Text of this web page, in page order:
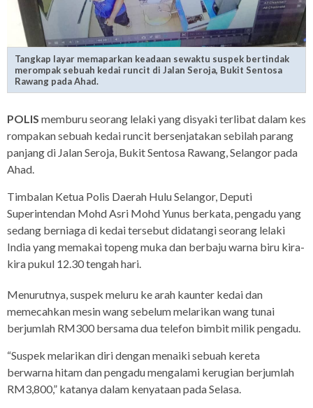
Tangkap layar memaparkan keadaan sewaktu suspek bertindak
merompak sebuah kedai runcit di Jalan Seroja, Bukit Sentosa
Rawang pada Ahad.
POLIS memburu seorang lelaki yang disyaki terlibat dalam kes
rompakan sebuah kedai runcit bersenjatakan sebilah parang
panjang di Jalan Seroja, Bukit Sentosa Rawang, Selangor pada
Ahad.
Timbalan Ketua Polis Daerah Hulu Selangor, Deputi
Superintendan Mohd Asri Mohd Yunus berkata, pengadu yang
sedang berniaga di kedai tersebut didatangi seorang lelaki
India yang memakai topeng muka dan berbaju warna biru kira-
kira pukul 12.30 tengah hari.
Menurutnya, suspek meluru ke arah kaunter kedai dan
memecahkan mesin wang sebelum melarikan wang tunai
berjumlah RM300 bersama dua telefon bimbit milik pengadu.
“Suspek melarikan diri dengan menaiki sebuah kereta
berwarna hitam dan pengadu mengalami kerugian berjumlah
RM3,800,” katanya dalam kenyataan pada Selasa.